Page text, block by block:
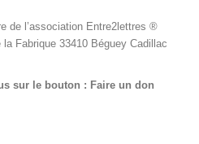
de l’association Entre2lettres ®
Fabrique 33410 Béguey Cadillac
sur le bouton : Faire un don